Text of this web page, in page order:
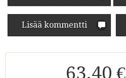
Lisää kommentti
63.40 €